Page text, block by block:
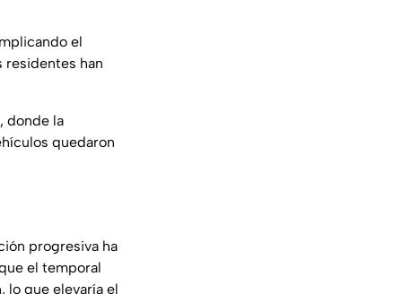
el
residentes han
, donde la
quedaron
progresiva ha
el temporal
lo que elevaría el